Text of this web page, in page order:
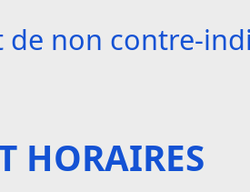
de non contre-
HORAIRES